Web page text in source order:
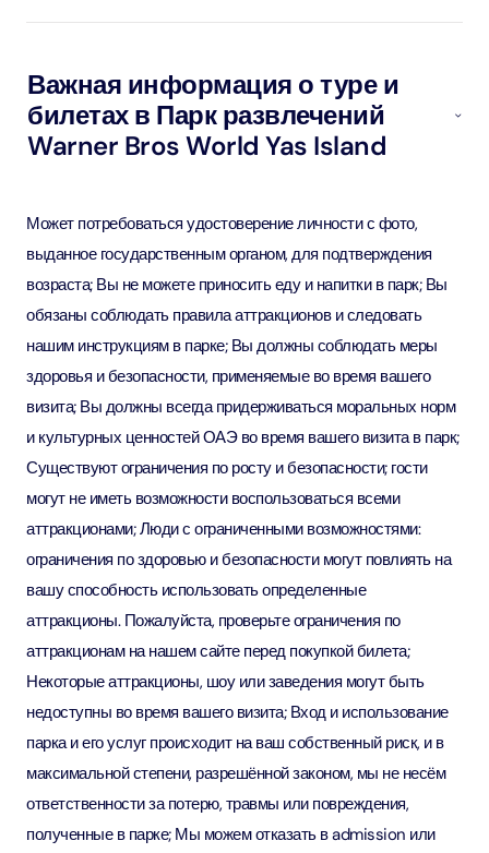
Важная информация о туре и
билетах в Парк развлечений
Warner Bros World Yas Island
Может потребоваться удостоверение личности с фото,
выданное государственным органом, для подтверждения
возраста; Вы не можете приносить еду и напитки в парк; Вы
обязаны соблюдать правила аттракционов и следовать
нашим инструкциям в парке; Вы должны соблюдать меры
здоровья и безопасности, применяемые во время вашего
визита; Вы должны всегда придерживаться моральных норм
и культурных ценностей ОАЭ во время вашего визита в парк;
Существуют ограничения по росту и безопасности; гости
могут не иметь возможности воспользоваться всеми
аттракционами; Люди с ограниченными возможностями:
ограничения по здоровью и безопасности могут повлиять на
вашу способность использовать определенные
аттракционы. Пожалуйста, проверьте ограничения по
аттракционам на нашем сайте перед покупкой билета;
Некоторые аттракционы, шоу или заведения могут быть
недоступны во время вашего визита; Вход и использование
парка и его услуг происходит на ваш собственный риск, и в
максимальной степени, разрешённой законом, мы не несём
ответственности за потерю, травмы или повреждения,
полученные в парке; Мы можем отказать в admission или